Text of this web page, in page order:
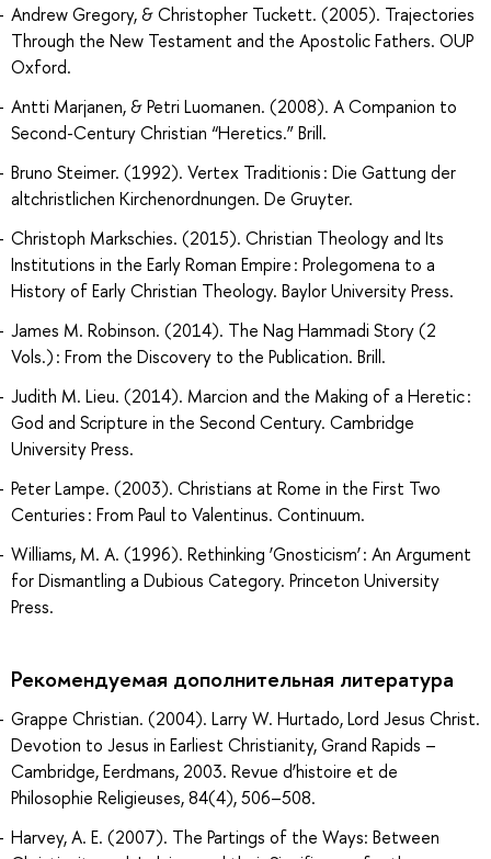
Andrew Gregory, & Christopher Tuckett. (2005). Trajectories
Through the New Testament and the Apostolic Fathers. OUP
Oxford.
Antti Marjanen, & Petri Luomanen. (2008). A Companion to
Second-Century Christian “Heretics.” Brill.
Bruno Steimer. (1992). Vertex Traditionis : Die Gattung der
altchristlichen Kirchenordnungen. De Gruyter.
Christoph Markschies. (2015). Christian Theology and Its
Institutions in the Early Roman Empire : Prolegomena to a
History of Early Christian Theology. Baylor University Press.
James M. Robinson. (2014). The Nag Hammadi Story (2
Vols.) : From the Discovery to the Publication. Brill.
Judith M. Lieu. (2014). Marcion and the Making of a Heretic :
God and Scripture in the Second Century. Cambridge
University Press.
Peter Lampe. (2003). Christians at Rome in the First Two
Centuries : From Paul to Valentinus. Continuum.
Williams, M. A. (1996). Rethinking ’Gnosticism’ : An Argument
for Dismantling a Dubious Category. Princeton University
Press.
Рекомендуемая дополнительная литература
Grappe Christian. (2004). Larry W. Hurtado, Lord Jesus Christ.
Devotion to Jesus in Earliest Christianity, Grand Rapids –
Cambridge, Eerdmans, 2003. Revue d’histoire et de
Philosophie Religieuses, 84(4), 506–508.
Harvey, A. E. (2007). The Partings of the Ways: Between